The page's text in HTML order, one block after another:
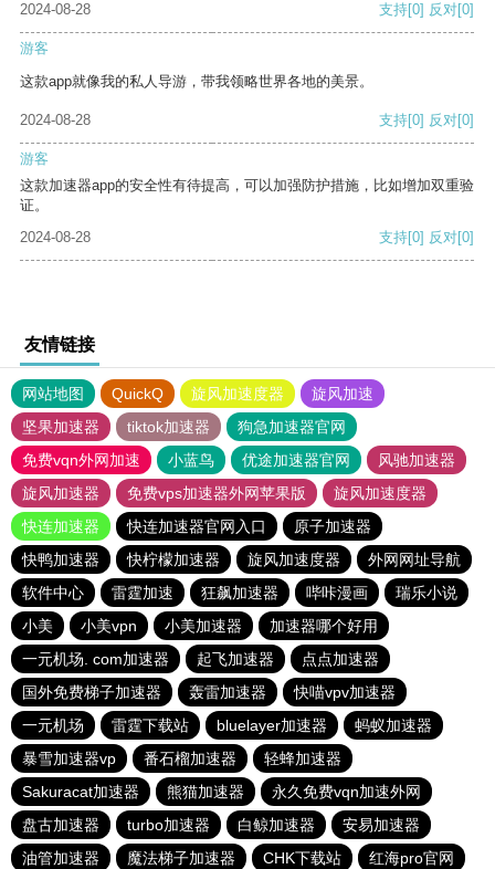
2024-08-28 支持[0] 反对[0]
游客
这款app就像我的私人导游，带我领略世界各地的美景。
2024-08-28 支持[0] 反对[0]
游客
这款加速器app的安全性有待提高，可以加强防护措施，比如增加双重验
证。
2024-08-28
支持[0] 反对[0]
友情链接
网站地图 QuickQ 旋风加速度器
旋风加速
坚果加速器
tiktok加速器
狗急加速器官网
免费vqn外网加速
小蓝鸟 优途加速器官网
风驰加速器
旋风加速器
免费vps加速器外网苹果版
旋风加速度器
快连加速器
快连加速器官网入口
原子加速器
快鸭加速器
快柠檬加速器 旋风加速度器
外网网址导航
软件中心
雷霆加速 狂飙加速器 哔咔漫画
瑞乐小说
小美
小美vpn 小美加速器
加速器哪个好用
一元机场. com加速器
起飞加速器
点点加速器
国外免费梯子加速器
轰雷加速器
快喵vpv加速器
一元机场
雷霆下载站 bluelayer加速器
蚂蚁加速器
暴雪加速器vp
番石榴加速器
轻蜂加速器
Sakuracat加速器
熊猫加速器
永久免费vqn加速外网
盘古加速器
turbo加速器 白鲸加速器
安易加速器
油管加速器
魔法梯子加速器 CHK下载站 红海pro官网